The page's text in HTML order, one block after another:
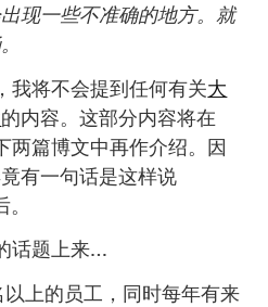
现一些不准确的地方。就
我将不会提到任何有关大
的内容。这部分内容将在
两篇博文中再作介绍。因
有一句话是这样说
话题上来…
上的员工，同时每年有来